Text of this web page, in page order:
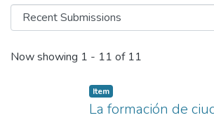
Recent Submissions
Now showing 1 - 11 of 11
Item
La formación de